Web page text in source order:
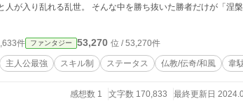
ョンです。実在の人物や団体などとは関係ありません。 小説家に
ます。
件 ファンタジー 53,270 位 / 53,270件
主人公最強 スキル制 ステータス 仏教/伝奇/和風 韋
感想数 1 文字数 170,833 最終更新日